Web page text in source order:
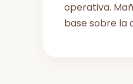
operativa.
base sobre la